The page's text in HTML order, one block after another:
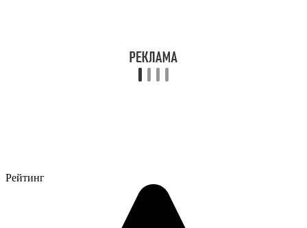
Рейтинг